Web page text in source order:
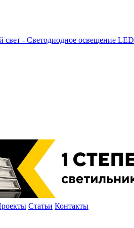
свет - Светодиодное освещение LED
Статьи Контакты